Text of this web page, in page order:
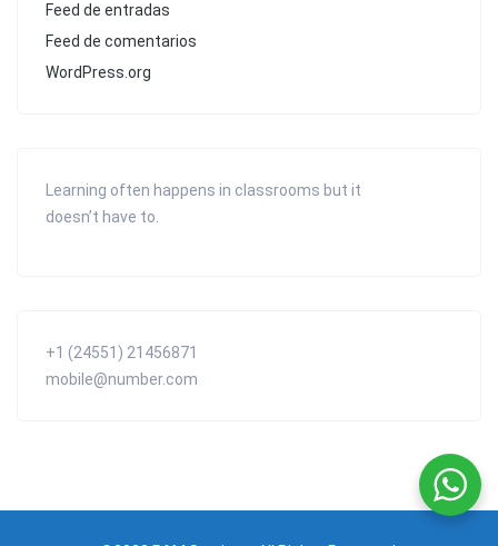
Feed de entradas
Feed de comentarios
WordPress.org
Learning often happens in classrooms but it
doesn’t have to.
+1 (24551) 21456871
mobile@number.com